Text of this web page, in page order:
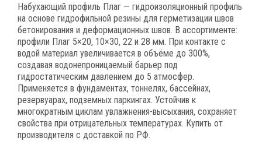
Набухающий профиль Плаг — гидроизоляционный профиль
на основе гидрофильной резины для герметизации швов
бетонирования и деформационных швов. В ассортименте:
профили Плаг 5×20, 10×30, 22 и 28 мм. При контакте с
водой материал увеличивается в объёме до 300%,
создавая водонепроницаемый барьер под
гидростатическим давлением до 5 атмосфер.
Применяется в фундаментах, тоннелях, бассейнах,
резервуарах, подземных паркингах. Устойчив к
многократным циклам увлажнения-высыхания, сохраняет
свойства при отрицательных температурах. Купить от
производителя с доставкой по РФ.